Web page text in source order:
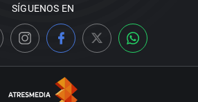
SÍGUENOS EN